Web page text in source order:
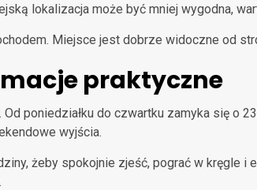
lokalizacja może być mniej wygodna,
Miejsce jest dobrze widoczne od
praktyczne
poniedziałku do czwartku zamyka się o
wyjścia.
żeby spokojnie zjeść, pograć w kręgle i